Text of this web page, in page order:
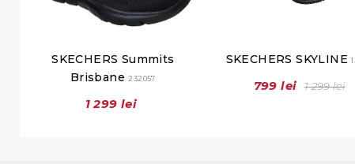
SKECHERS Summits
Brisbane232057
1 299 lei
SKECHERS SKYLINE
799 lei 1 299 lei